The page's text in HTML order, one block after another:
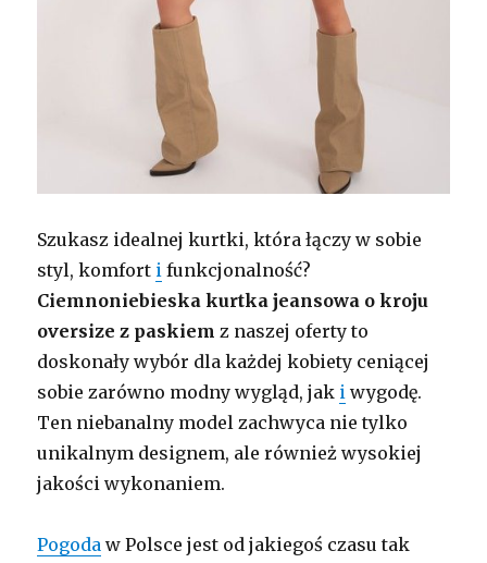
Szukasz idealnej kurtki, która łączy w sobie
styl, komfort i funkcjonalność?
Ciemnoniebieska kurtka jeansowa o kroju
oversize z paskiem z naszej oferty to
doskonały wybór dla każdej kobiety ceniącej
sobie zarówno modny wygląd, jak i wygodę.
Ten niebanalny model zachwyca nie tylko
unikalnym designem, ale również wysokiej
jakości wykonaniem.
Pogoda w Polsce jest od jakiegoś czasu tak